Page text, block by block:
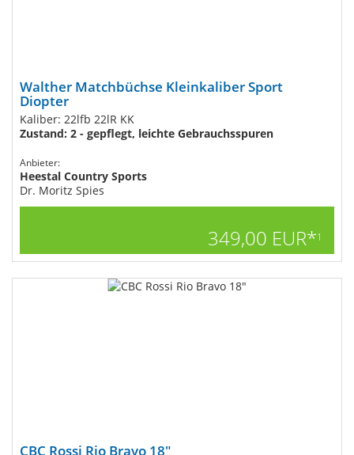
Walther Matchbüchse Kleinkaliber Sport
Diopter
Kaliber: 22lfb 22lR KK
Zustand: 2 - gepflegt, leichte Gebrauchsspuren
Anbieter:
Heestal Country Sports
Dr. Moritz Spies
349,00 EUR*1
CBC Rossi Rio Bravo 18"